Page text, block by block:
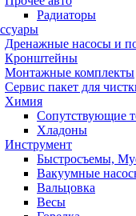
Радиаторы
Дренажные насосы и
Кронштейны
Монтажные комплекты
Сервис пакет для
Химия
Сопутствующие
Хладоны
Инструмент
Быстросъемы,
Вакуумные
Вальцовка
Весы